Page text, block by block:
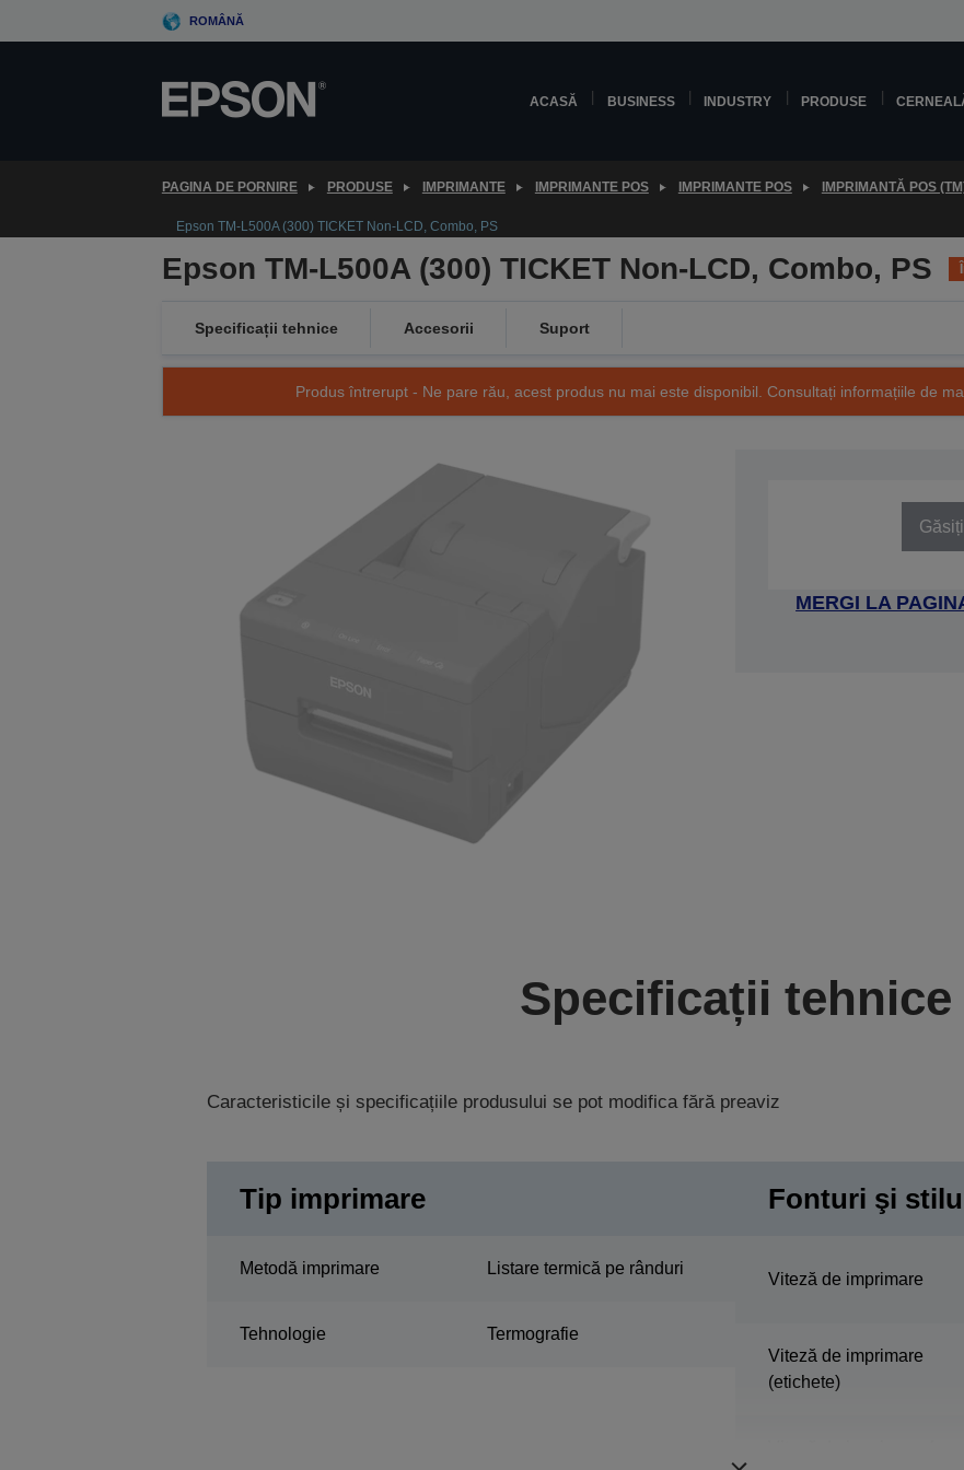
to
ROMÂNĂ
ACASĂ BUSINESS INDUSTRY PRODUSE
PAGINA DE PORNIRE PRODUSE IMPRIMANTE IMPRIMANTE POS IMPRIMANTE POS IMPRIMANTĂ POS
Epson TM-L500A (300) TICKET Non-LCD, Combo, PS
Epson TM-L500A (300) TICKET Non-LCD, Combo, PS
Specificații tehnice Accesorii Suport
Produs întrerupt - Ne pare rău, acest produs nu mai este disponibil. Consultați informațiile de
MERGI LA
Specificații tehnice
Caracteristicile și specificațiile produsului se pot modifica fără preaviz
Tip imprimare
Metodă imprimare Listare termică pe rânduri
Tehnologie Termografie
Fonturi şi
Viteză de imprimare
Viteză de imprimare
(etichete)